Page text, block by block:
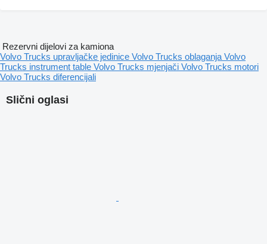
Slični oglasi
Rezervni dijelovi za kamiona
Volvo Trucks upravljačke jedinice Volvo Trucks oblaganja Volvo
Trucks instrument table Volvo Trucks mjenjači Volvo Trucks motori
Volvo Trucks diferencijali